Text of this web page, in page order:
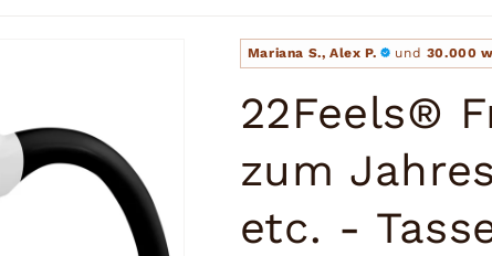
Mariana S., Alex P. und 30.000
22Feels®
zum
etc. -